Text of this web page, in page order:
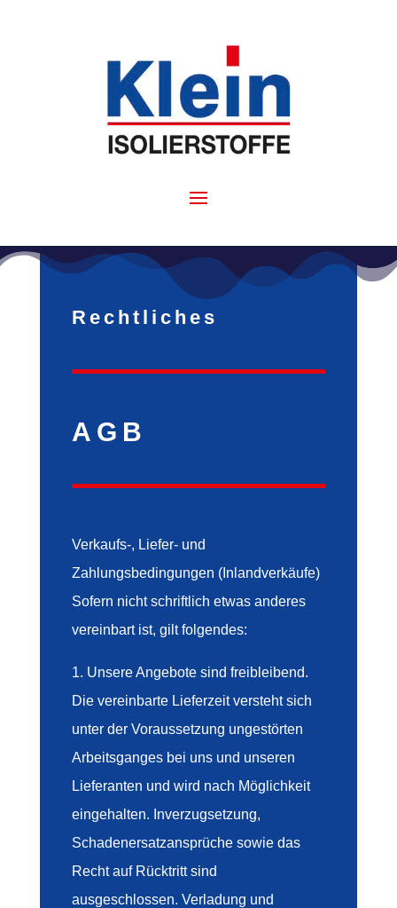
Rechtliches
AGB
Verkaufs-, Liefer- und
Zahlungsbedingungen (Inlandverkäufe)
Sofern nicht schriftlich etwas anderes
vereinbart ist, gilt folgendes:
1. Unsere Angebote sind freibleibend.
Die vereinbarte Lieferzeit versteht sich
unter der Voraussetzung ungestörten
Arbeitsganges bei uns und unseren
Lieferanten und wird nach Möglichkeit
eingehalten. Inverzugsetzung,
Schadenersatzansprüche sowie das
Recht auf Rücktritt sind
ausgeschlossen. Verladung und